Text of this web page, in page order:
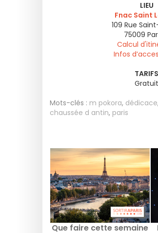
LIEU
Fnac Saint
109 Rue
75009
Calcul
Infos
TARIFS
Gratuit
Mots-clés : m pokora, dédicace,
chaussée d antin, paris
Que faire cette semaine